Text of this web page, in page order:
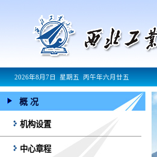
2026年8月7日 星期五 丙午年六月廿五
概 况
机构设置
中心章程